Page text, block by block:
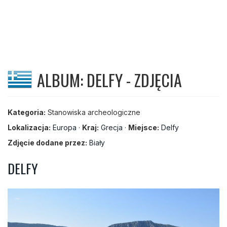
ALBUM: DELFY - ZDJĘCIA
Kategoria: Stanowiska archeologiczne
Lokalizacja: Europa · Kraj: Grecja · Miejsce: Delfy
Zdjęcie dodane przez: Biały
DELFY